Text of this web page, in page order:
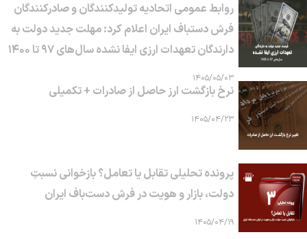
روابط عمومی اتحادیه تولیدکنندگان و صادرکنندگان
فرش دستباف ایران اعلام کرد: مهلت جدید دولت به
دارندگان تعهدات ارزی ایفا نشده سال‌های ۹۷ تا ۱۴۰۰
۱۴۰۵/۰۵/۰۳
نرخ بازگشت ارز حاصل از صادرات + تکمیلی
۱۴۰۵/۰۴/۲۳
پرونده تحلیلی تقابل یا تعامل؟ بازخوانی نسبتِ
دولت، بازار و هویت در فرش دست‌باف ایران
۱۴۰۵/۰۴/۱۹